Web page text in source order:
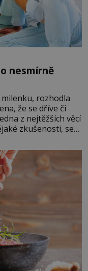
nesmírně
milenku, rozhodla
že se dříve či
z nejtěžších věcí
zkušenosti, se
pořídil milenku,